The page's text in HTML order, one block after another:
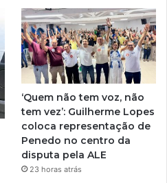
‘Quem não tem voz, não
tem vez’: Guilherme Lopes
coloca representação de
Penedo no centro da
disputa pela ALE
23 horas atrás